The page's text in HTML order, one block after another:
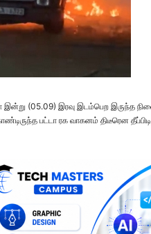
(05.09) இரவு இடம்பெற இருந்த
பட்டா ரக வாகனம் திடீரென